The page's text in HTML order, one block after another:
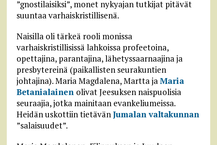
”gnostilaisiksi”, monet nykyajan tutkijat pitävät
suuntaa varhaiskristillisenä.
Naisilla oli tärkeä rooli monissa
varhaiskristillisissä lahkoissa profeetoina,
opettajina, parantajina, lähetyssaarnaajina ja
presbytereinä (paikallisten seurakuntien
johtajina). Maria Magdalena, Martta jaMaria
Betanialainen olivat Jeesuksen naispuolisia
seuraajia, jotka mainitaan evankeliumeissa.
Heidän uskottiin tietävänJumalan valtakunnan
”salaisuudet”.